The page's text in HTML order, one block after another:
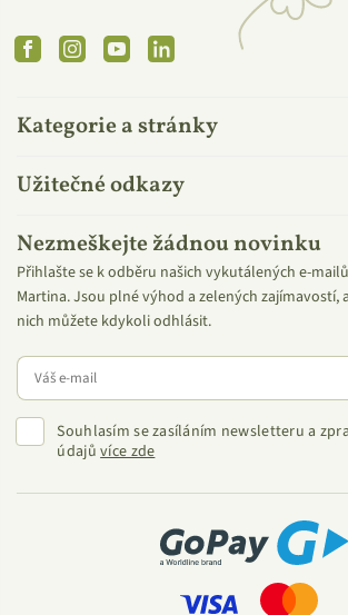
FacebookInstagramYouTubeLinkedin
Kategorie a stránky
Užitečné odkazy
Nezmeškejte žádnou novinku
Přihlašte se k odběru našich vykutálených e-
Martina. Jsou plné výhod a zelených zajímavostí,
nich můžete kdykoli odhlásit.
Souhlasím se zasíláním newsletteru a
údajůvíce zde